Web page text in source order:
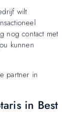
wilt
nog contact met
kunnen
partner in
in Best